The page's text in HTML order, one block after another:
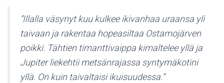
”Illalla väsynyt kuu kulkee ikivanhaa uraansa yli
taivaan ja rakentaa hopeasiltaa Ostamojärven
poikki. Tähtien timanttivaippa kimaltelee yllä ja
Jupiter liekehtii metsänrajassa syntymäkotini
yllä. On kuin taivaltaisi ikuisuudessa.”